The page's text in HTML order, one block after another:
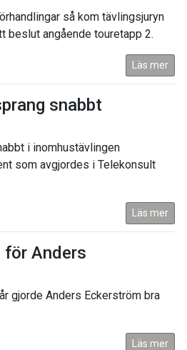
så kom tävlingsjuryn
beslut angående touretapp 2.
Läs mer
snabbt
i inomhustävlingen
som avgjordes i Telekonsult
Läs mer
för Anders
gjorde Anders Eckerström bra
Läs mer